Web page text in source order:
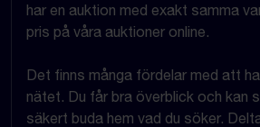
har en auktion med exakt samma
pris på våra auktioner online.
Det finns många fördelar med att
nätet. Du får bra överblick och kan
säkert buda hem vad du söker.